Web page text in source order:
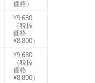
価格）
¥9,680
（税抜
価格
¥8,800）
¥9,680
（税抜
価格
¥8,800）